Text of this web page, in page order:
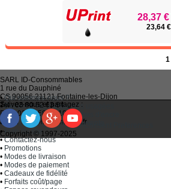
28,37
23,64
1
SARL ID-Consommables
1 rue du Dauphiné
CS 90056 21121Fontaine-les-Dijon
Tel :03 80 52 63 64
Fax :03 80 58 81 10
Email : idc@imprimantes.fr
•Qui sommes-nous ?
•Recycler ses cartouches usagées
• Bien choisir ses cartouches d'encre
•
Conditions générales de vente
•Plan du site
•Contactez-nous
• Promotions
• Modes de livraison
• Modes de paiement
• Cadeaux de fidélité
• Forfaits coût/page
Suivez-nous et partagez :
Consent Preferences
Copyright © 1997-2025